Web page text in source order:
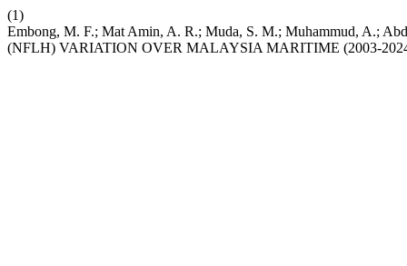
(1)
Embong, M. F.; Mat Amin, A. R.; Muda, S. M.; Muhammud, A.;
(NFLH) VARIATION OVER MALAYSIA MARITIME (2003-